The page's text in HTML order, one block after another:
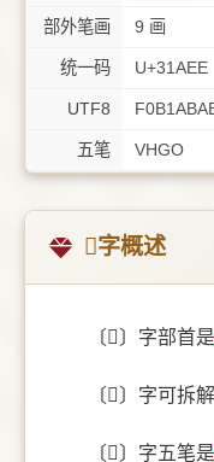
部外笔画 9 画
统一码 U+31AEE
UTF8
五笔 VHGO
𱫮字概述
〔𱫮〕字部首是
〔𱫮〕字可拆
〔𱫮〕字五笔是